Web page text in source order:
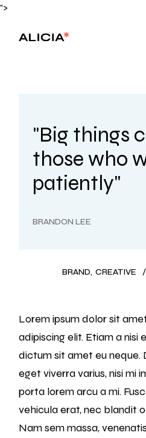
">
"Big things
those who
patiently"
BRANDON LEE
BRAND CREATIVE
Lorem ipsum dolor sit
adipiscing elit. Etiam a nisi
dictum sit amet eu neque.
eget viverra varius, nisi mi
porta lorem arcu a mi.
vehicula erat, nec blandit
Nam sem massa,